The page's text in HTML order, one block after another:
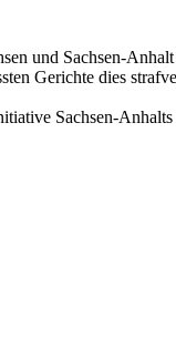
und Sachsen-
Gerichte dies
Sachsen-